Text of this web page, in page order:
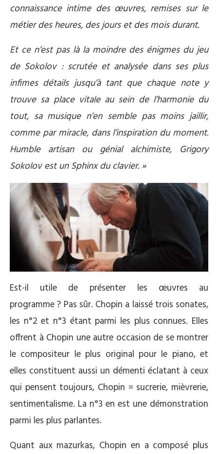
connaissance intime des œuvres, remises sur le
métier des heures, des jours et des mois durant.
Et ce n’est pas là la moindre des énigmes du jeu
de Sokolov : scrutée et analysée dans ses plus
infimes détails jusqu’à tant que chaque note y
trouve sa place vitale au sein de l’harmonie du
tout, sa musique n’en semble pas moins jaillir,
comme par miracle, dans l’inspiration du moment.
Humble artisan ou génial alchimiste, Grigory
Sokolov est un Sphinx du clavier. »
Est-il utile de présenter les œuvres au
programme ? Pas sûr. Chopin a laissé trois sonates,
les n°2 et n°3 étant parmi les plus connues. Elles
offrent à Chopin une autre occasion de se montrer
le compositeur le plus original pour le piano, et
elles constituent aussi un démenti éclatant à ceux
qui pensent toujours, Chopin = sucrerie, mièvrerie,
sentimentalisme. La n°3 en est une démonstration
parmi les plus parlantes.
Quant aux mazurkas, Chopin en a composé plus